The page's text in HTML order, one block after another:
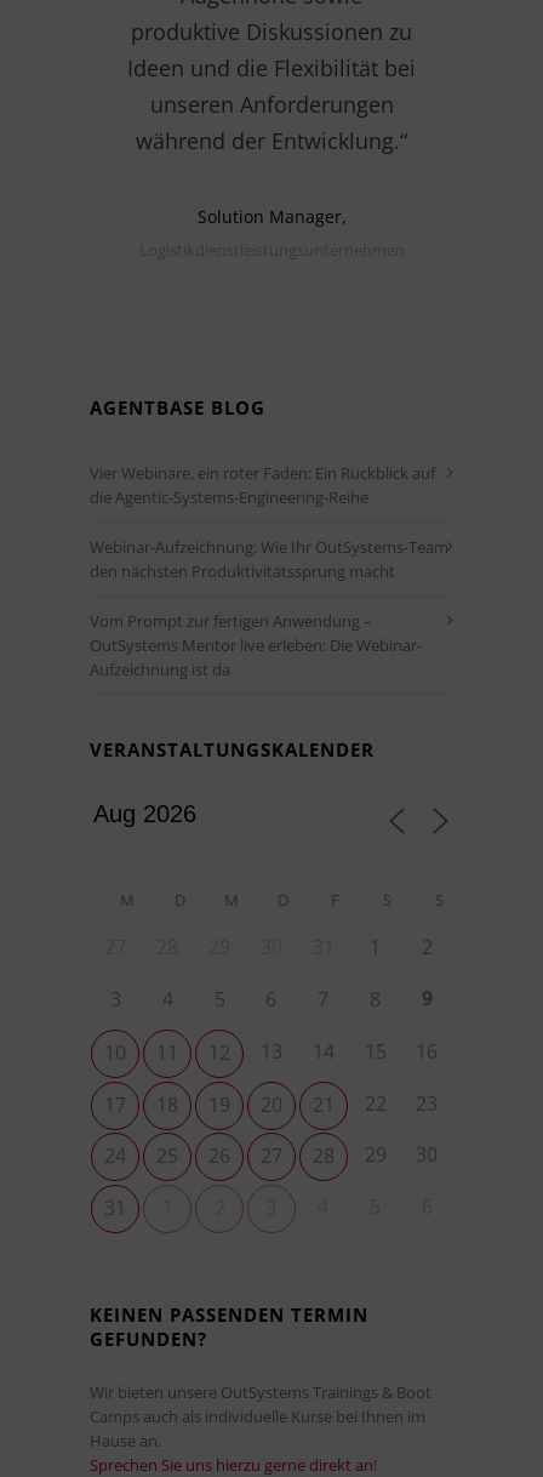
produktive Diskussionen zu
Ideen und die Flexibilität bei
unseren Anforderungen
während der Entwicklung.“
Solution Manager,
AGENTBASE BLOG
Vier Webinare, ein roter Faden: Ein Rückblick auf
die Agentic-Systems-Engineering-Reihe
Webinar-Aufzeichnung: Wie Ihr OutSystems-Team
den nächsten Produktivitätssprung macht
Vom Prompt zur fertigen Anwendung –
OutSystems Mentor live erleben: Die Webinar-
Aufzeichnung ist da
VERANSTALTUNGSKALENDER
M D M D F S S
1
2
3
4 5 6 7 8 9
10 11 12 13 14 15
16
17
18 19 20 21 22
23
24
25 26 27 28 29
30
31
KEINEN PASSENDEN TERMIN
GEFUNDEN?
Wir bieten unsere OutSystems Trainings & Boot
Camps auch als individuelle Kurse bei Ihnen im
Hause an.
Sprechen Sie uns hierzu gerne direkt an!